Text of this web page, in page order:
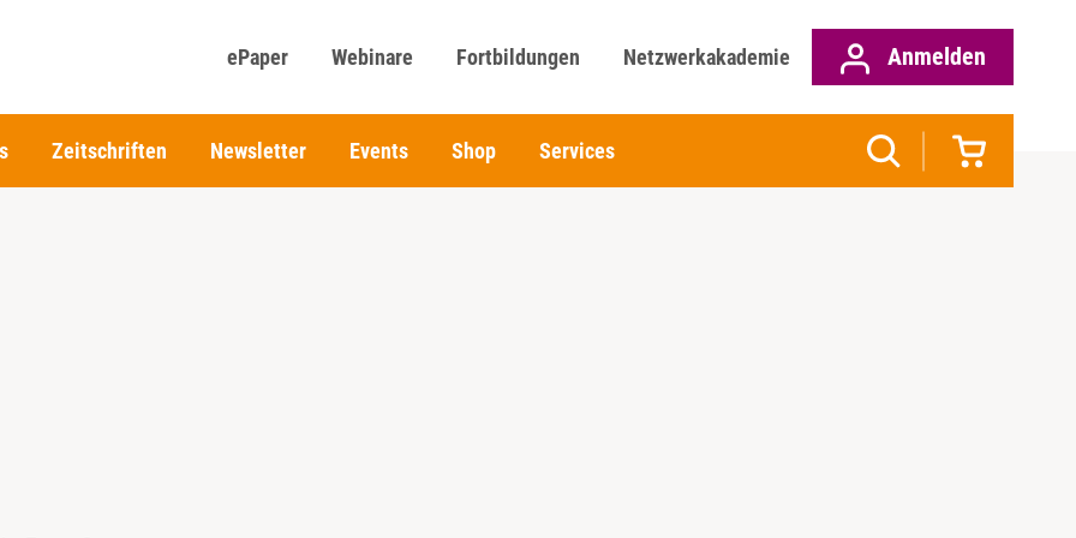
ePaper Webinare Fortbildungen Netzwerkakademie Anmelden
Zeitschriften Newsletter Events Shop Services